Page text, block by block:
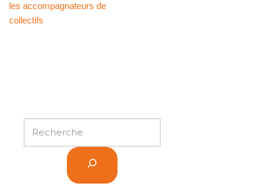
les accompagnateurs de
collectifs